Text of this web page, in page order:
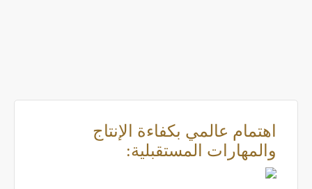
اهتمام عالمي بكفاءة الإنتاج
والمهارات المستقبلية: